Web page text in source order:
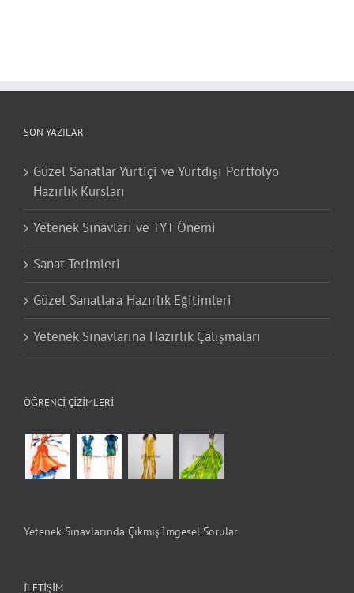
SON YAZILAR
Güzel Sanatlar Yurtiçi ve Yurtdışı Portfolyo
Hazırlık Kursları
Yetenek Sınavları ve TYT Önemi
Sanat Terimleri
Güzel Sanatlara Hazırlık Eğitimleri
Yetenek Sınavlarına Hazırlık Çalışmaları
ÖĞRENCI ÇIZIMLERI
Yetenek Sınavlarında Çıkmış İmgesel Sorular
İLETIŞIM